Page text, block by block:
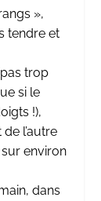
»,
tendre et
trop
si le
!),
l’autre
environ
dans